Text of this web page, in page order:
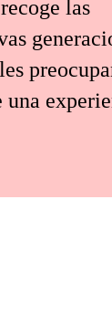
las
una